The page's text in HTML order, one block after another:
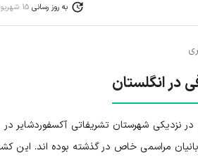
به روز رسانی 15 شهریور 1398
در انگلستان
گودال‌هایی در نزدیکی شهرستان تشریفاتی آکسفوردشایر
مراسمی خاص در گذشته بوده‌ اند. این